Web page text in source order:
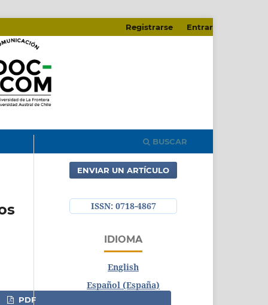
BUSCAR
Registrarse Entrar
PDF
ENVIAR UN ARTÍCULO
ISSN: 0718-4867
IDIOMA
English
Español (España)